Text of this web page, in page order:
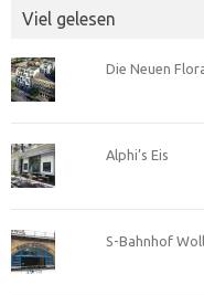
Viel gelesen
Die Neuen
Alphi’s Eis
S-Bahnhof